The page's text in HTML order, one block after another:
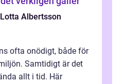
Lotta Albertsson
ofta onödigt, både för
Samtidigt är det
allt i tid. Här